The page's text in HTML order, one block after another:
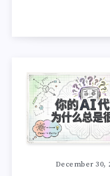
December 30,